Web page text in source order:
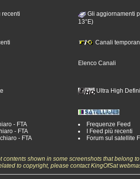
recenti
Gli aggiornamenti
13°E)
Canali
Elenco Canali
Ultra High
- FTA
- FTA
- FTA
Frequenze Feed
I Feed più recenti
Forum sul satellite
shown in some screenshots that belong
to copyright, please contact KingOfSat